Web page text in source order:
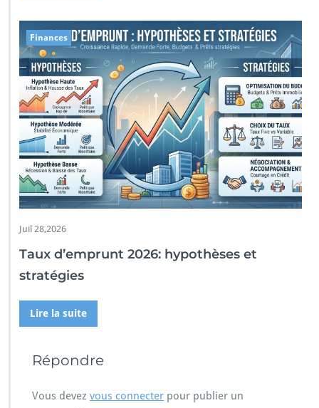
Finances
Juil 28,2026
Taux d’emprunt 2026: hypothèses et
stratégies
Lire la suite
Répondre
Vous devez vous connecter pour publier un